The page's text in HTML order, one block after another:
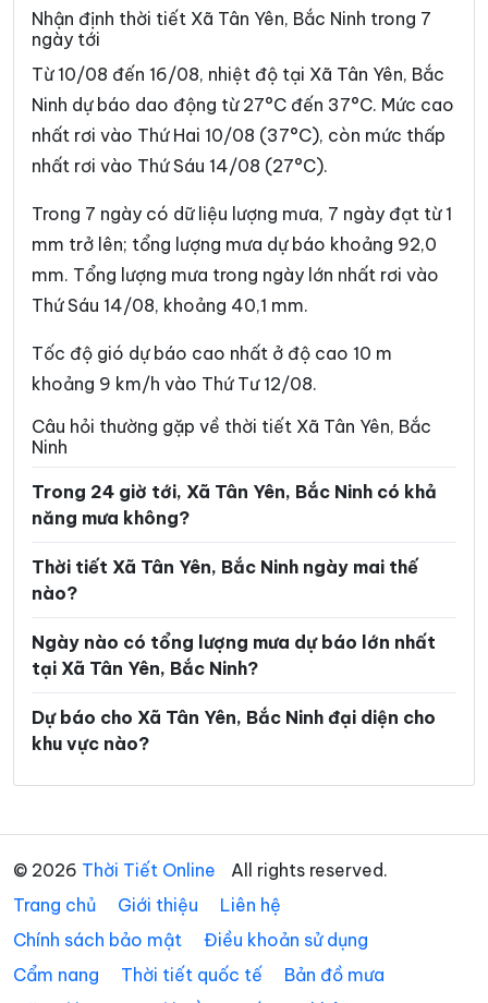
Phường Tự Lạn Phường Từ Sơn
Phường Vân Hà
Phường Võ Cường Phường Vũ Ninh
Phường Yên Dũng Xã An Lạc
Xã Bảo Đài
Xã Biển Động Xã Biên Sơn
Xã Bố Hạ Xã Cẩm Lý
Xã Cao Đức Xã Chi Lăng
Xã Đại Đồng Xã Đại Lai
Xã Đại Sơn Xã Đèo Gia
Xã Đông Cứu Xã Đồng Kỳ
Xã Đồng Việt
Xã Dương Hưu
Xã Hiệp Hòa Xã Hoàng Vân
Xã Hợp Thịnh
Xã Kiên Lao Xã Lâm Thao
Xã Lạng Giang Xã Liên Bão
Xã Lục Nam
Xã Nghĩa Phương Xã Ngọc Thiện
Xã Nhã Nam Xã Nhân Thắng
Xã Phật Tích Xã Phù Lãng
Xã Phúc Hòa Xã Quang Trung
Nhận định thời tiết Xã Tân Yên, Bắc Ninh trong 7
ngày tới
Từ 10/08 đến 16/08, nhiệt độ tại Xã Tân Yên, Bắc
Ninh dự báo dao động từ 27°C đến 37°C. Mức cao
nhất rơi vào Thứ Hai 10/08 (37°C), còn mức thấp
nhất rơi vào Thứ Sáu 14/08 (27°C).
Trong 7 ngày có dữ liệu lượng mưa, 7 ngày đạt từ 1
mm trở lên; tổng lượng mưa dự báo khoảng 92,0
mm. Tổng lượng mưa trong ngày lớn nhất rơi vào
Thứ Sáu 14/08, khoảng 40,1 mm.
Tốc độ gió dự báo cao nhất ở độ cao 10 m
khoảng 9 km/h vào Thứ Tư 12/08.
Câu hỏi thường gặp về thời tiết Xã Tân Yên, Bắc
Ninh
Trong 24 giờ tới, Xã Tân Yên, Bắc Ninh có khả
năng mưa không?
Thời tiết Xã Tân Yên, Bắc Ninh ngày mai thế
nào?
Ngày nào có tổng lượng mưa dự báo lớn nhất
tại Xã Tân Yên, Bắc Ninh?
Dự báo cho Xã Tân Yên, Bắc Ninh đại diện cho
khu vực nào?
© 2026 Thời Tiết Online
All rights reserved.
Trang chủ
Giới thiệu
Liên hệ
Chính sách bảo mật
Điều khoản sử dụng
Cẩm nang
Thời tiết quốc tế
Bản đồ mưa